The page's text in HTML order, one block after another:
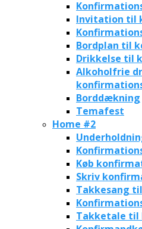
Invitation til
Bordplan til
Drikkelse til
Alkoholfrie
Borddækning
Temafest
Home #2
Køb
Skriv
Takkesang
Takketale til